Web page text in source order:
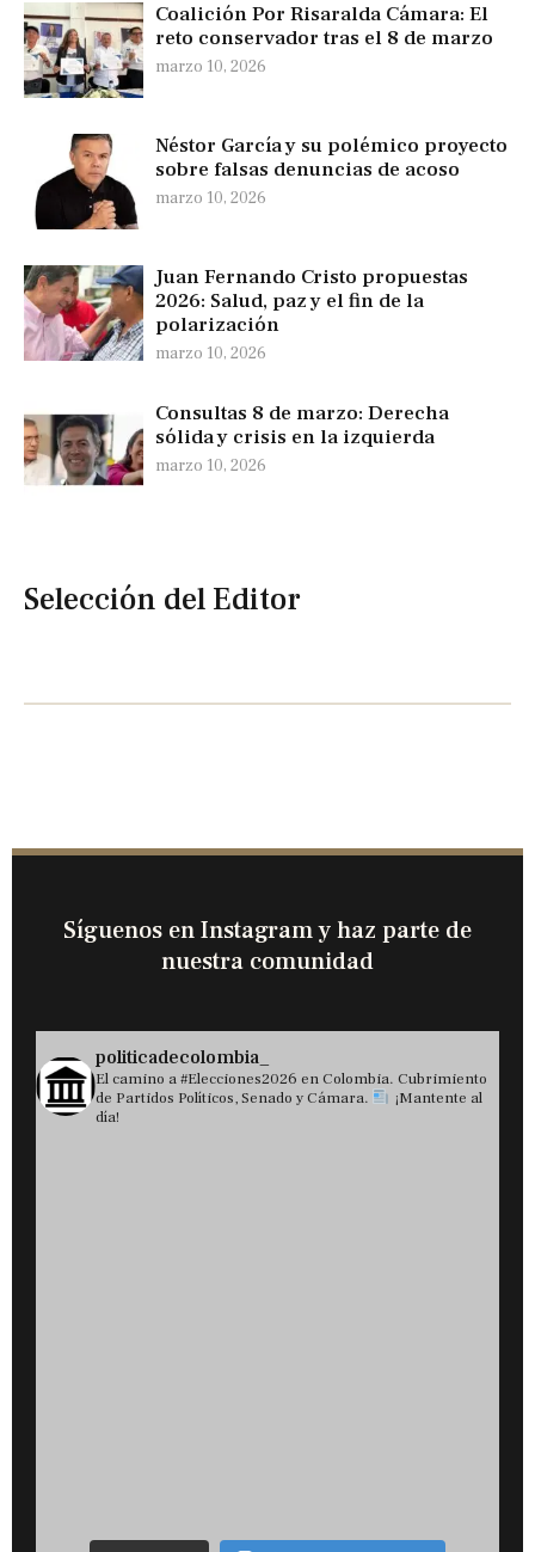
Coalición Por Risaralda Cámara: El
reto conservador tras el 8 de marzo
marzo 10, 2026
Néstor García y su polémico proyecto
sobre falsas denuncias de acoso
marzo 10, 2026
Juan Fernando Cristo propuestas
2026: Salud, paz y el fin de la
polarización
marzo 10, 2026
Consultas 8 de marzo: Derecha
sólida y crisis en la izquierda
marzo 10, 2026
Selección del Editor
Síguenos en Instagram y haz parte de
nuestra comunidad
politicadecolombia_
El camino a #Elecciones2026 en Colombia. Cubrimiento
de Partidos Políticos, Senado y Cámara.
¡Mantente al
día!